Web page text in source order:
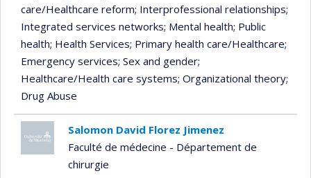
care/Healthcare reform; Interprofessional relationships;
Integrated services networks; Mental health; Public
health; Health Services; Primary health care/Healthcare;
Emergency services; Sex and gender;
Healthcare/Health care systems; Organizational theory;
Drug Abuse
Salomon David Florez Jimenez
Faculté de médecine - Département de
chirurgie